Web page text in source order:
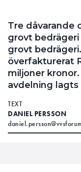
Tre dåvarande
grovt bedrägeri
grovt
överfakturerat
miljoner
avdelning lagts
TEXT
DANIEL PERSSON